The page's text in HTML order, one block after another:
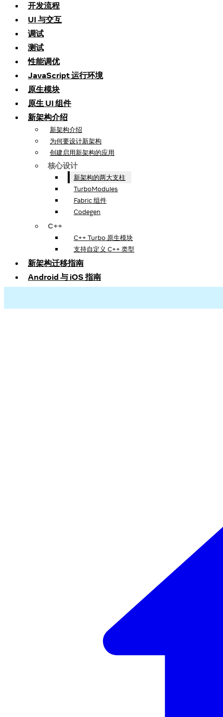
开发流程
UI 与交互
调试
测试
性能调优
JavaScript 运行环境
原生模块
原生 UI 组件
新架构介绍
新架构介绍
为何要设计新架构
创建启用新架构的应用
核心设计
新架构的两大支柱
TurboModules
Fabric 组件
Codegen
C++
C++ Turbo 原生模块
支持自定义 C++ 类型
新架构迁移指南
Android 与 iOS 指南